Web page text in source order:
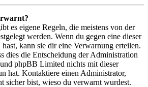
es eigene Regeln, die meistens von der
werden. Wenn du gegen eine dieser
kann sie dir eine Verwarnung erteilen.
dies die Entscheidung der Administration
phpBB Limited nichts mit dieser
hat. Kontaktiere einen Administrator,
sicher bist, wieso du verwarnt wurdest.